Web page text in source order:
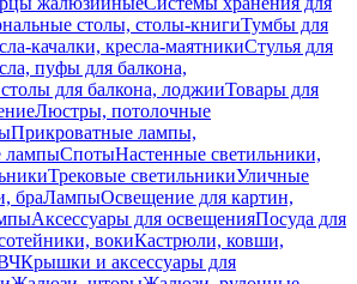
столы, столы-книгиТумбы для
качалки, кресла-маятникиСтулья для
пуфы для балкона,
для балкона, лоджииТовары для
Люстры, потолочные
Прикроватные лампы,
лампыСпотыНастенные светильники,
Трековые светильникиУличные
браЛампыОсвещение для картин,
Аксессуары для освещенияПосуда для
вокиКастрюли, ковши,
Крышки и аксессуары для